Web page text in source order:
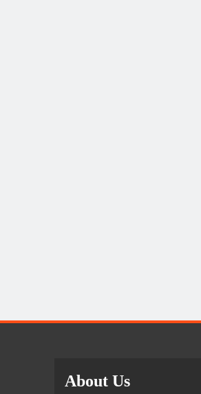
About Us